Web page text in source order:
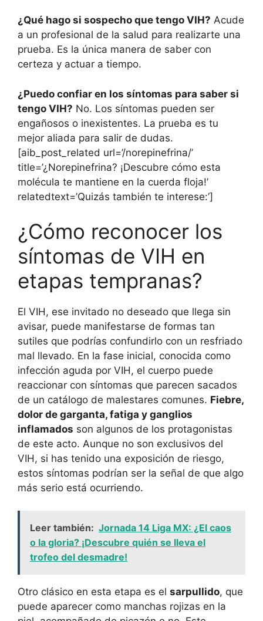
¿Qué hago si sospecho que tengo VIH? Acude
a un profesional de la salud para realizarte una
prueba. Es la única manera de saber con
certeza y actuar a tiempo.
¿Puedo confiar en los síntomas para saber si
tengo VIH? No. Los síntomas pueden ser
engañosos o inexistentes. La prueba es tu
mejor aliada para salir de dudas.
[aib_post_related url=’/norepinefrina/’
title=’¿Norepinefrina? ¡Descubre cómo esta
molécula te mantiene en la cuerda floja!’
relatedtext=’Quizás también te interese:’]
¿Cómo reconocer los
síntomas de VIH en
etapas tempranas?
El VIH, ese invitado no deseado que llega sin
avisar, puede manifestarse de formas tan
sutiles que podrías confundirlo con un resfriado
mal llevado. En la fase inicial, conocida como
infección aguda por VIH, el cuerpo puede
reaccionar con síntomas que parecen sacados
de un catálogo de malestares comunes. Fiebre,
dolor de garganta, fatiga y ganglios
inflamados son algunos de los protagonistas
de este acto. Aunque no son exclusivos del
VIH, si has tenido una exposición de riesgo,
estos síntomas podrían ser la señal de que algo
más serio está ocurriendo.
Leer también: Jornada 14 Liga MX: ¿El caos
o la gloria? ¡Descubre quién se lleva el
trofeo del desmadre!
Otro clásico en esta etapa es el sarpullido, que
puede aparecer como manchas rojizas en la